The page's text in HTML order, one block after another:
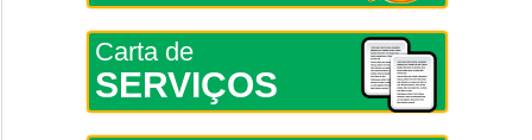
Carta de
SERVIÇOS